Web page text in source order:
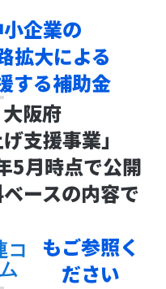
企業の
拡大による
する補助金
阪府
支援事業」
5月時点で公開
ースの内容で
コ
もご参照く
ださい